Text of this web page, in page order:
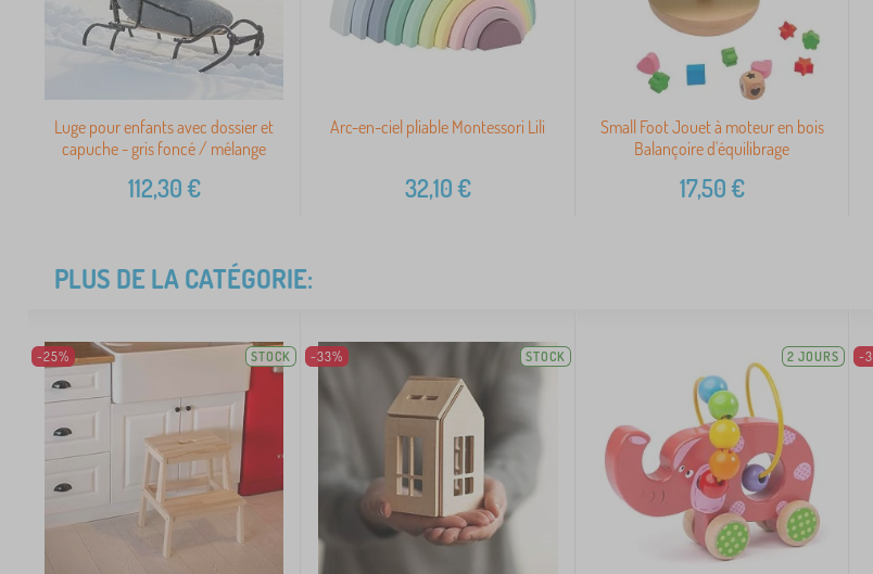
Luge pour enfants avec dossier et
capuche - gris foncé / mélange
112,30€
Arc-en-ciel pliable Montessori Lili
32,10€
Small Foot Jouet à moteur en bois
Balançoire d'équilibrage
17,50€
PLUS DE LA CATÉGORIE:
-25% STOCK -33% STOCK 2 JOURS -